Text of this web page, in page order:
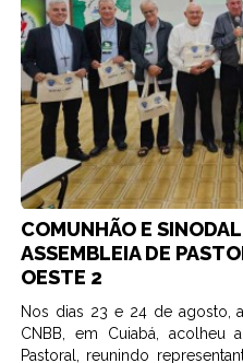
COMUNHÃO E
ASSEMBLEIA DE
OESTE 2
Nos dias 23 e 24 de agosto,
CNBB, em Cuiabá, acolheu
Pastoral, reunindo